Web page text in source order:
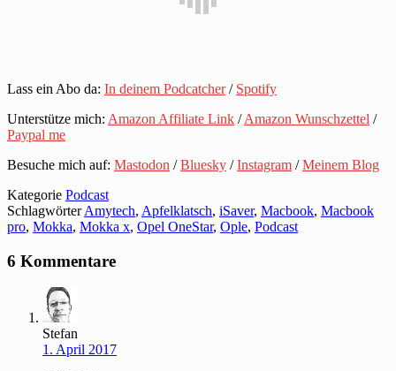
Lass ein Abo da: In deinem Podcatcher/ Spotify
Unterstütze mich: Amazon Affiliate Link /Amazon Wunschzettel /
Paypal me
Besuche mich auf: Mastodon /Bluesky /Instagram /Meinem Blog
Kategorie Podcast
SchlagwörterAmytech, Apfelklatsch, iSaver, Macbook, Macbook
pro, Mokka, Mokka x, Opel OneStar, Ople, Podcast
6 Kommentare
Stefan
1. April 2017